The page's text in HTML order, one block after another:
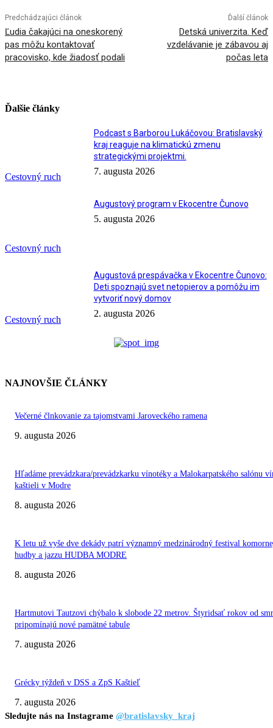
Predchádzajúci článok
Ľudia čakajúci na oneskorený
pas môžu kontaktovať
pracovisko, kde žiadosť podali
Ďalší článok
Detská univerzita. Keď
vzdelávanie je zábavou aj
počas leta
Ďalšie články
Cestovný ruch
Podcast s Barborou Lukáčovou: Bratislavský
kraj reaguje na klimatickú zmenu
strategickými projektmi.
7. augusta 2026
Cestovný ruch
Augustový program v Ekocentre Čunovo
5. augusta 2026
Cestovný ruch
Augustová prespávačka v Ekocentre Čunovo:
Deti spoznajú svet netopierov a pomôžu im
vytvoriť nový domov
2. augusta 2026
NAJNOVŠIE ČLÁNKY
Večerné člnkovanie za tajomstvami Jaroveckého ramena
9. augusta 2026
Hľadáme prevádzkara/prevádzkarku vínotéky a Malokarpatského salónu
kaštieli v Modre
8. augusta 2026
K letu už vyše dve dekády patrí významný medzinárodný festival
hudby a jazzu HUDBA MODRE
8. augusta 2026
Hartmutovi Tautzovi chýbalo k slobode 22 metrov. Štyridsať rokov od
pripomínajú nové pamätné tabule
7. augusta 2026
Grécky týždeň v DSS a ZpS Kaštieľ
7. augusta 2026
Sledujte nás na Instagrame @bratislavsky_kraj